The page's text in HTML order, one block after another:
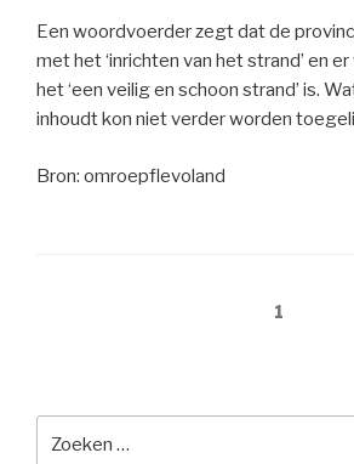
Een woordvoerder zegt dat de
met het ‘inrichten van het strand’ en
het ‘een veilig en schoon strand’ is.
inhoudt kon niet verder worden
Bron: omroepflevoland
1